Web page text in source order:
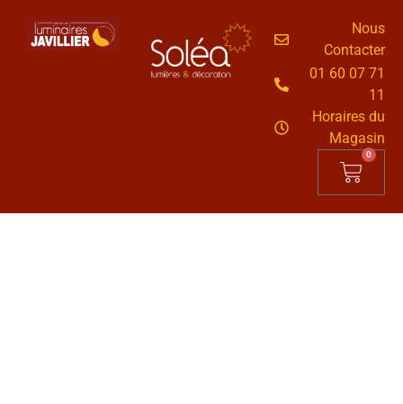
Nous
Contacter
01 60 07 71
11
Horaires du
Magasin
0